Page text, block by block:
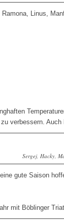
Linus,
verbessern.
Sergej, Hacky,
gute Saison
mit Böblinger